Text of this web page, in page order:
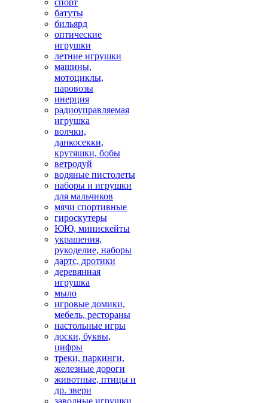
спорт
батуты
бильярд
оптические
игрушки
летние игрушки
машины,
мотоциклы,
паровозы
инерция
радиоуправляемая
игрушка
волчки,
данкосекки,
крутяшки, бобы
ветродуй
водяные пистолеты
наборы и игрушки
для мальчиков
мячи спортивные
гироскутеры
ЮЮ, минискейты
украшения,
рукоделие, наборы
дартс, дротики
деревянная
игрушка
мыло
игровые домики,
мебель, рестораны
настольные игры
доски, буквы,
цифры
треки, паркинги,
железные дороги
животные, птицы и
др. звери
заводные игрушки